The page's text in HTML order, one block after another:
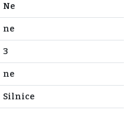
Ne
ne
3
ne
Silnice